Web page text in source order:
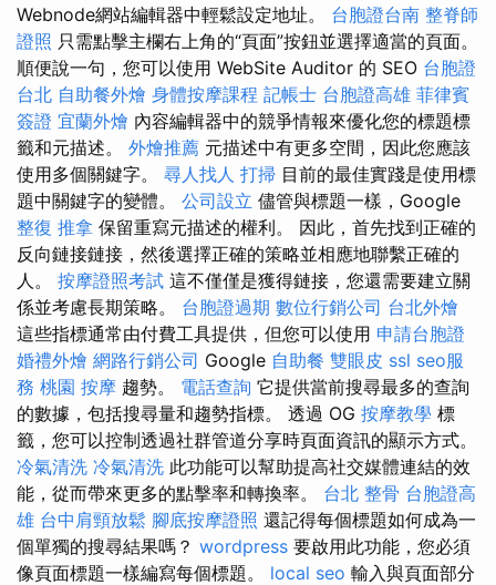
Webnode網站編輯器中輕鬆設定地址。 台胞證台南 整脊師
證照 只需點擊主欄右上角的“頁面”按鈕並選擇適當的頁面。
順便說一句，您可以使用 WebSite Auditor 的 SEO 台胞證
台北 自助餐外燴 身體按摩課程 記帳士 台胞證高雄 菲律賓
簽證 宜蘭外燴 內容編輯器中的競爭情報來優化您的標題標
籤和元描述。 外燴推薦 元描述中有更多空間，因此您應該
使用多個關鍵字。 尋人找人 打掃 目前的最佳實踐是使用標
題中關鍵字的變體。 公司設立 儘管與標題一樣，Google
整復 推拿 保留重寫元描述的權利。 因此，首先找到正確的
反向鏈接鏈接，然後選擇正確的策略並相應地聯繫正確的
人。 按摩證照考試 這不僅僅是獲得鏈接，您還需要建立關
係並考慮長期策略。 台胞證過期 數位行銷公司 台北外燴
這些指標通常由付費工具提供，但您可以使用 申請台胞證
婚禮外燴 網路行銷公司 Google 自助餐 雙眼皮 ssl seo服
務 桃園 按摩 趨勢。 電話查詢 它提供當前搜尋最多的查詢
的數據，包括搜尋量和趨勢指標。 透過 OG 按摩教學 標
籤，您可以控制透過社群管道分享時頁面資訊的顯示方式。
冷氣清洗 冷氣清洗 此功能可以幫助提高社交媒體連結的效
能，從而帶來更多的點擊率和轉換率。 台北 整骨 台胞證高
雄 台中肩頸放鬆 腳底按摩證照 還記得每個標題如何成為一
個單獨的搜尋結果嗎？ wordpress 要啟用此功能，您必須
像頁面標題一樣編寫每個標題。 local seo 輸入與頁面部分